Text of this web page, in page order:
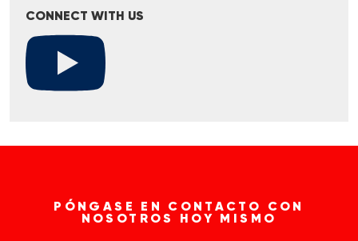
CONNECT WITH US
PÓNGASE EN CONTACTO CON
NOSOTROS HOY MISMO